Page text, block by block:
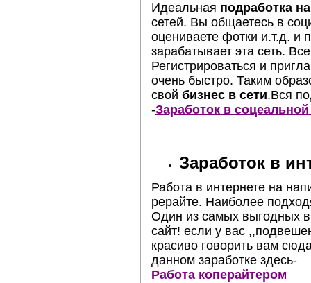
Идеальная подработка
сетей. Вы общаетесь в
оцениваете фотки и.т.д. и
зарабатывает эта сеть.
Регистрироваться и
очень быстро. Таким
свой бизнес в сети.Вся
-Заработок в соцеальной
Заработок в
Работа в интернете на
рерайте. Наиболее
Один из самых выгодных
сайт! если у вас
красиво говорить вам
данном заработке здесь-
Работа коперайтером